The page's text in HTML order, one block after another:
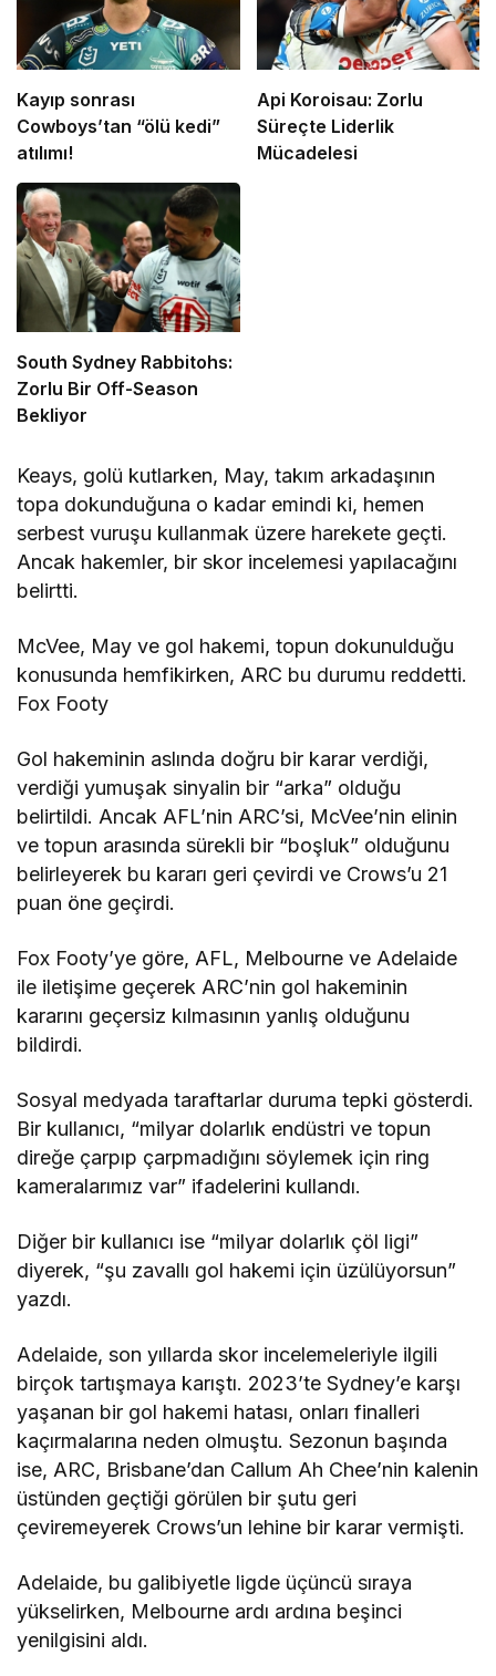
Kayıp sonrası
Cowboys’tan “ölü kedi”
atılımı!
Api Koroisau: Zorlu
Süreçte Liderlik
Mücadelesi
South Sydney Rabbitohs:
Zorlu Bir Off-Season
Bekliyor
Keays, golü kutlarken, May, takım arkadaşının
topa dokunduğuna o kadar emindi ki, hemen
serbest vuruşu kullanmak üzere harekete geçti.
Ancak hakemler, bir skor incelemesi yapılacağını
belirtti.
McVee, May ve gol hakemi, topun dokunulduğu
konusunda hemfikirken, ARC bu durumu reddetti.
Fox Footy
Gol hakeminin aslında doğru bir karar verdiği,
verdiği yumuşak sinyalin bir “arka” olduğu
belirtildi. Ancak AFL’nin ARC’si, McVee’nin elinin
ve topun arasında sürekli bir “boşluk” olduğunu
belirleyerek bu kararı geri çevirdi ve Crows’u 21
puan öne geçirdi.
Fox Footy’ye göre, AFL, Melbourne ve Adelaide
ile iletişime geçerek ARC’nin gol hakeminin
kararını geçersiz kılmasının yanlış olduğunu
bildirdi.
Sosyal medyada taraftarlar duruma tepki gösterdi.
Bir kullanıcı, “milyar dolarlık endüstri ve topun
direğe çarpıp çarpmadığını söylemek için ring
kameralarımız var” ifadelerini kullandı.
Diğer bir kullanıcı ise “milyar dolarlık çöl ligi”
diyerek, “şu zavallı gol hakemi için üzülüyorsun”
yazdı.
Adelaide, son yıllarda skor incelemeleriyle ilgili
birçok tartışmaya karıştı. 2023’te Sydney’e karşı
yaşanan bir gol hakemi hatası, onları finalleri
kaçırmalarına neden olmuştu. Sezonun başında
ise, ARC, Brisbane’dan Callum Ah Chee’nin kalenin
üstünden geçtiği görülen bir şutu geri
çeviremeyerek Crows’un lehine bir karar vermişti.
Adelaide, bu galibiyetle ligde üçüncü sıraya
yükselirken, Melbourne ardı ardına beşinci
yenilgisini aldı.